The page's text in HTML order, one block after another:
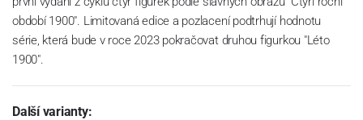
období 1900". Limitovaná edice a pozlacení podtrhují hodnotu
série, která bude v roce 2023 pokračovat druhou figurkou "Léto
1900".
Další varianty: